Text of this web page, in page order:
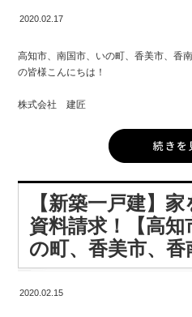
から家事のことまで。
様々な角度から質問させていただいて
てもそのまま全部ぶつけていただく。
それを叶えることこそが、私たちの腕
永く、幸せな暮らしを送るためにも、
とはして欲しくないのです。
家族みんなが幸せを感じる住まいをご
ての「本当に必要な住まい」を考え、
目指しましょう。
まずは、間取りの工夫で、育児ストレ
らし、 幸せを感じる時間を増やしまし
・パパ、ママが「自分の時間」を持て
ょう。
・家事を同時並行できる設計 炊事、掃
をすっきりさせることで、 同時並行が
す。
2020.02.17
高知市、南国市、いの町、香美市、香
の皆様こんにちは！
株式会社 建匠
その家の個性を表す存在に♪
一体どんなふうに個性が出せるのかな
近年人気のリビング階段は、リビング
例えばアイアン手すり・スケルトンに
【新築一戸建】
資料請求！【高
の町、香美市、香
2020.02.15